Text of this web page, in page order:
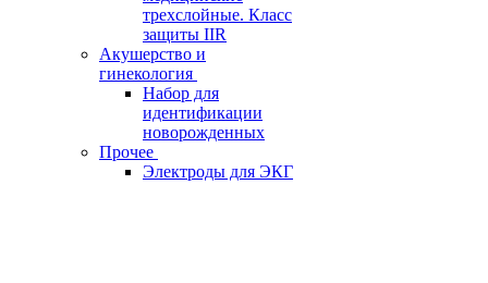
трехслойные. Класс
защиты IIR
Акушерство и
гинекология
Набор для
идентификации
новорожденных
Прочее
Электроды для ЭКГ